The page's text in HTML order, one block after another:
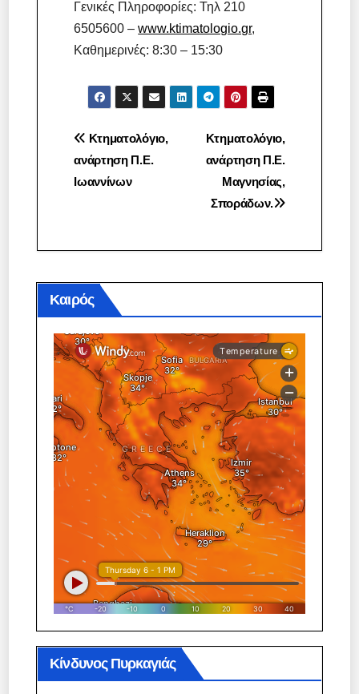
Γενικές Πληροφορίες: Τηλ 210
6505600 –www.ktimatologio.gr,
Καθημερινές: 8:30 – 15:30
Πλοήγηση
άρθρων
Κτηματολόγιο,
ανάρτηση Π.Ε.
Μαγνησίας,
Σποράδων.
Κτηματολόγιο,
ανάρτηση Π.Ε.
Ιωαννίνων
Καιρός
Κίνδυνος Πυρκαγιάς